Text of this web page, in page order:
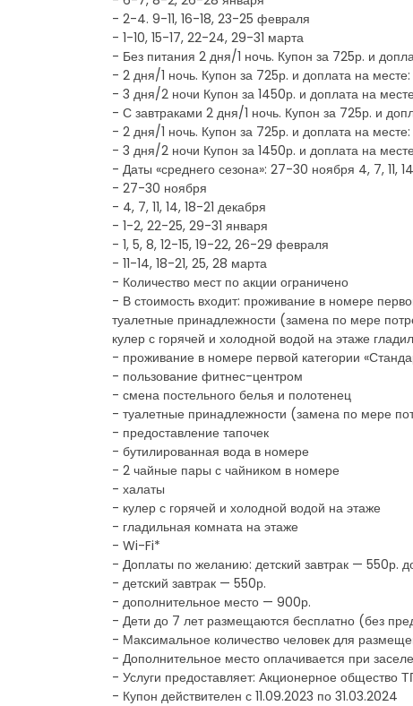
- 2-4. 9-11, 16-18, 23-25 февраля
- 1-10, 15-17, 22-24, 29-31 марта
- Без питания 2 дня/1 ночь. Купон за 725р. и
- 2 дня/1 ночь. Купон за 725р. и доплата на
- 3 дня/2 ночи Купон за 1450р. и доплата на
- С завтраками 2 дня/1 ночь. Купон за 725р. и
- 2 дня/1 ночь. Купон за 725р. и доплата на
- 3 дня/2 ночи Купон за 1450р. и доплата на
- Даты «среднего сезона»: 27-30 ноября 4, 7, 11,
- 27-30 ноября
- 4, 7, 11, 14, 18-21 декабря
- 1-2, 22-25, 29-31 января
- 1, 5, 8, 12-15, 19-22, 26-29 февраля
- 11-14, 18-21, 25, 28 марта
- Количество мест по акции ограничено
- В стоимость входит: проживание в номере
туалетные принадлежности (замена по мере
кулер с горячей и холодной водой на этаже
- проживание в номере первой категории
- пользование фитнес-центром
- смена постельного белья и полотенец
- туалетные принадлежности (замена по мере
- предоставление тапочек
- бутилированная вода в номере
- 2 чайные пары с чайником в номере
- халаты
- кулер с горячей и холодной водой на этаже
- гладильная комната на этаже
- Wi-Fi*
- Доплаты по желанию: детский завтрак — 550р.
- детский завтрак — 550р.
- дополнительное место — 900р.
- Дети до 7 лет размещаются бесплатно (без
- Максимальное количество человек для
- Дополнительное место оплачивается при
- Услуги предоставляет: Акционерное
- Купон действителен с 11.09.2023 по 31.03.2024